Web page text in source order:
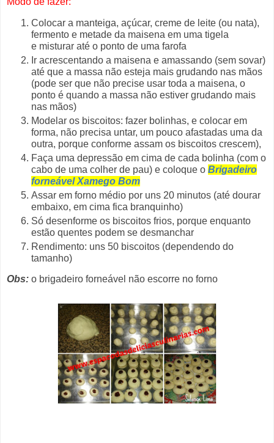
Colocar a manteiga, açúcar, creme de leite (ou nata),
fermento e metade da maisena em uma tigela
e misturar até o ponto de uma farofa
Ir acrescentando a maisena e amassando (sem sovar)
até que a massa não esteja mais grudando nas mãos
(pode ser que não precise usar toda a maisena, o
ponto é quando a massa não estiver grudando mais
nas mãos)
Modelar os biscoitos: fazer bolinhas, e colocar em
forma, não precisa untar, um pouco afastadas uma da
outra, porque conforme assam os biscoitos crescem),
Faça uma depressão em cima de cada bolinha (com o
cabo de uma colher de pau) e coloque o Brigadeiro
forneável Xamego Bom
Assar em forno médio por uns 20 minutos (até dourar
embaixo, em cima fica branquinho)
Só desenforme os biscoitos frios, porque enquanto
estão quentes podem se desmanchar
Rendimento: uns 50 biscoitos (dependendo do
tamanho)
Obs: o brigadeiro forneável não escorre no forno